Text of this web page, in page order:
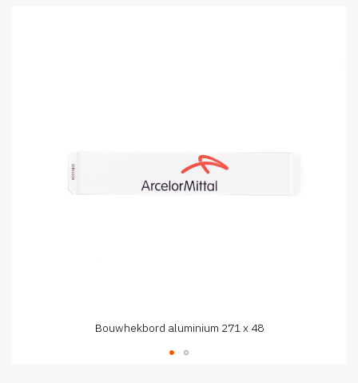
Bouwhekbord aluminium 271 x 48